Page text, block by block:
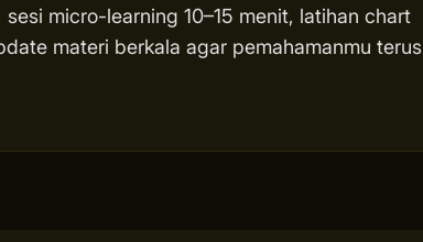
micro-learning 10–15 menit, latihan chart
materi berkala agar pemahamanmu terus